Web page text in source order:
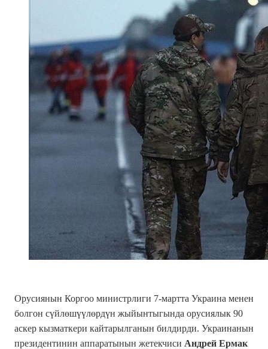
Орусиянын Коргоо министрлиги 7-мартта Украина менен
болгон сүйлөшүүлөрдүн жыйынтыгында орусиялык 90
аскер кызматкери кайтарылганын билдирди. Украинанын
президентинин аппаратынын жетекчиси Андрей Ермак